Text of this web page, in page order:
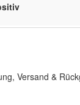
Versand &